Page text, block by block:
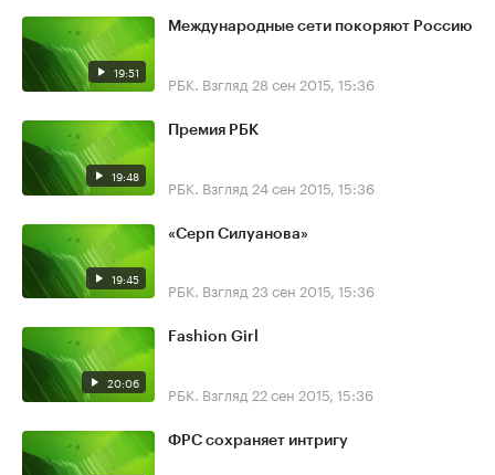
19:51
Международные сети покоряют Россию
РБК. Взгляд 28 сен 2015, 15:36
19:48
Премия РБК
РБК. Взгляд 24 сен 2015, 15:36
19:45
«Серп Силуанова»
РБК. Взгляд 23 сен 2015, 15:36
20:06
Fashion Girl
РБК. Взгляд 22 сен 2015, 15:36
ФРС сохраняет интригу